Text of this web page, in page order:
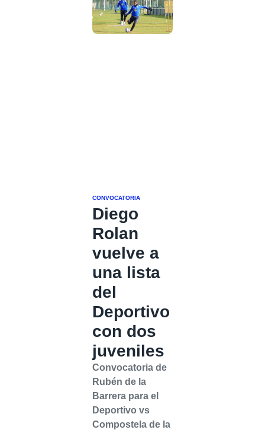
CONVOCATORIA
Diego
Rolan
vuelve a
una lista
del
Deportivo
con dos
juveniles
Convocatoria de
Rubén de la
Barrera para el
Deportivo vs
Compostela de la